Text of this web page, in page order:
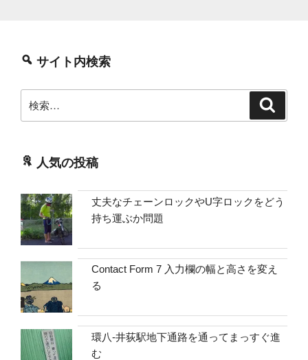
サイト内検索
索:
人気の投稿
丈夫なチェーンロックやU字ロックをどう
持ち運ぶか問題
Contact Form 7 入力欄の幅と高さを変え
る
環八-井荻駅地下通路を通ってまっすぐ進
む